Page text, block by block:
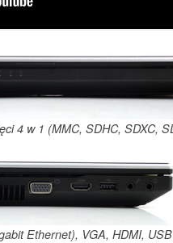
4 w 1 (MMC, SDHC, SDXC,
Ethernet), VGA, HDMI,